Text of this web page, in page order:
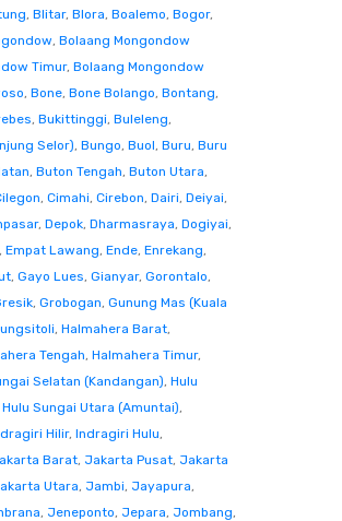
, Blitar, Blora, Boalemo, Bogor,
, Bolaang Mongondow
Timur, Bolaang Mongondow
, Bone, Bone Bolango, Bontang,
, Bukittinggi, Buleleng,
Selor), Bungo, Buol, Buru, Buru
, Buton Tengah, Buton Utara,
, Cimahi, Cirebon, Dairi, Deiyai,
, Depok, Dharmasraya, Dogiyai,
, Empat Lawang, Ende, Enrekang,
, Gayo Lues, Gianyar, Gorontalo,
, Grobogan, Gunung Mas (Kuala
, Halmahera Barat,
Tengah, Halmahera Timur,
Selatan (Kandangan), Hulu
Hulu Sungai Utara (Amuntai),
Hilir, Indragiri Hulu,
Barat, Jakarta Pusat, Jakarta
Utara, Jambi, Jayapura,
, Jeneponto, Jepara, Jombang,